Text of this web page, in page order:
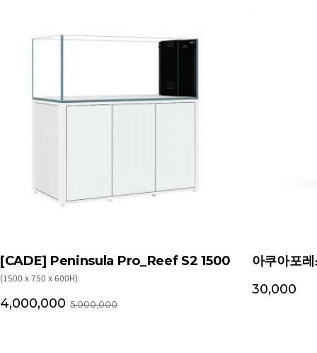
[CADE] Peninsula Pro_Reef S2 1500
(1500 x 750 x 600H)
4,000,000 5,000,000
아쿠아포
30,000